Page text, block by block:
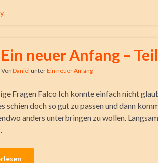
Ein neuer Anfang –
Von Daniel unterEin neuer Anfang
Fragen Falco Ich konnte einfach nicht
schien doch so gut zu passen und dann
anders unterbringen zu wollen.